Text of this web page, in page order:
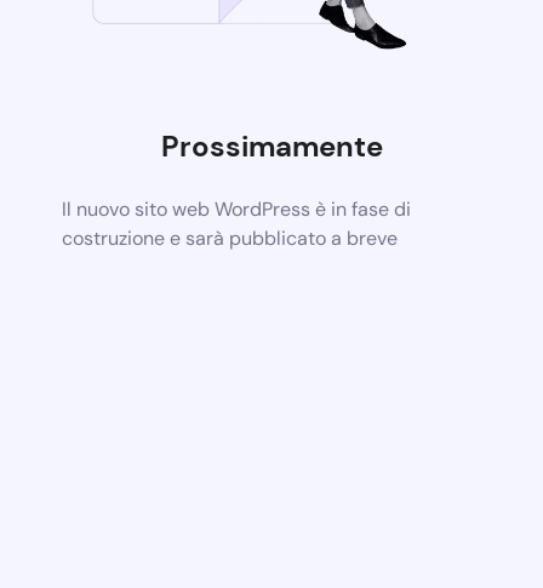
Prossimamente
Il nuovo sito web WordPress è in fase di
costruzione e sarà pubblicato a breve